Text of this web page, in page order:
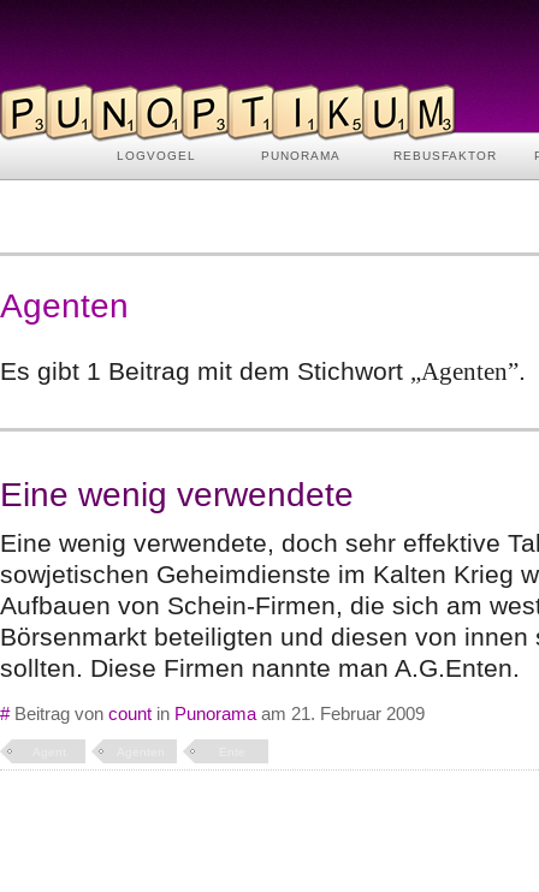
LOGVOGEL PUNORAMA REBUSFAKTOR
Agenten
Es gibt 1 Beitrag mit dem Stichwort „Agenten”.
Eine wenig verwendete
Eine wenig verwendete, doch sehr effektive
sowjetischen Geheimdienste im Kalten Krieg
Aufbauen von Schein-Firmen, die sich am
Börsenmarkt beteiligten und diesen von innen
sollten. Diese Firmen nannte man A.G.Enten.
#Beitrag von count in Punorama am 21. Februar 2009